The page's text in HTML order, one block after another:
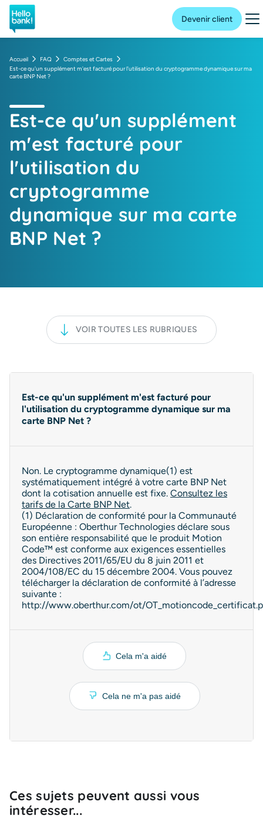
Hello bank! la banque en ligne de BNP Paribas
Devenir client
Accueil FAQ
Comptes et Cartes
Est-ce qu'un supplément m'est facturé pour l'utilisation du cryptogramme dynamique sur ma
carte BNP Net ?
Est-ce qu'un supplément
m'est facturé pour
l'utilisation du
cryptogramme
dynamique sur ma carte
BNP Net ?
VOIR TOUTES LES RUBRIQUES
Est-ce qu'un supplément m'est facturé pour
l'utilisation du cryptogramme dynamique sur ma
carte BNP Net ?
Non. Le cryptogramme dynamique(1) est
systématiquement intégré à votre carte BNP Net
dont la cotisation annuelle est fixe. Consultez les
tarifs de la Carte BNP Net.
(1) Déclaration de conformité pour la Communauté
Européenne : Oberthur Technologies déclare sous
son entière responsabilité que le produit Motion
Code™ est conforme aux exigences essentielles
des Directives 2011/65/EU du 8 juin 2011 et
2004/108/EC du 15 décembre 2004. Vous pouvez
télécharger la déclaration de conformité à l’adresse
suivante :
http://www.oberthur.com/ot/
Cela m'a aidé
Cela ne m'a pas aidé
Ces sujets peuvent aussi vous
intéresser...